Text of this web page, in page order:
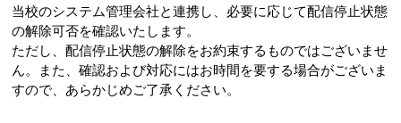
当校のシステム管理会社と連携し、必要に応じて配信停止状態
の解除可否を確認いたします。
ただし、配信停止状態の解除をお約束するものではございませ
ん。また、確認および対応にはお時間を要する場合がございま
すので、あらかじめご了承ください。